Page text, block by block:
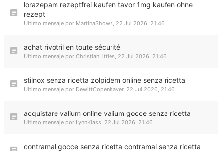
lorazepam rezeptfrei kaufen tavor 1mg kaufen ohne
rezept
Último mensaje por MartinaShows, 22 Jul 2026, 21:46
achat rivotril en toute sécurité
Último mensaje por ChristianLittles, 22 Jul 2026, 21:46
stilnox senza ricetta zolpidem online senza ricetta
Último mensaje por DewittCopenhaver, 22 Jul 2026, 21:46
acquistare valium online valium gocce senza ricetta
Último mensaje por LynnKlass, 22 Jul 2026, 21:46
contramal gocce senza ricetta contramal senza ricetta